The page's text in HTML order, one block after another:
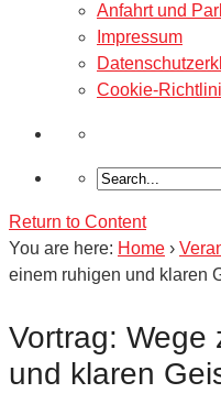
Anfahrt und
Impressum
Cookie-
Return to Content
You are here: Home ›
einem ruhigen und klaren
Vortrag: Wege
und klaren